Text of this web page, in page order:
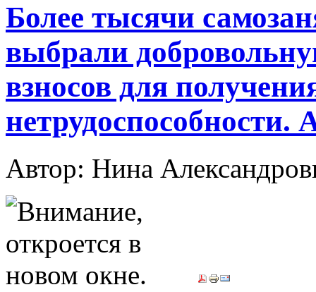
Более тысячи
выбрали
взносов для
нетрудоспособности.
Автор: Нина